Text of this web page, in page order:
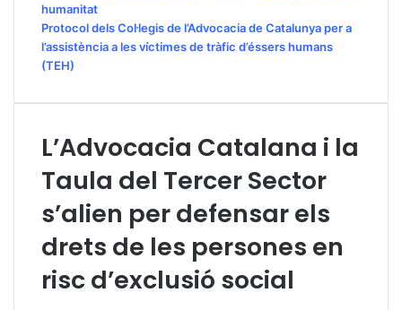
humanitat
Protocol dels Col·legis de l’Advocacia de Catalunya per a
l’assistència a les víctimes de tràfic d’éssers humans
(TEH)
L’Advocacia Catalana i la
Taula del Tercer Sector
s’alien per defensar els
drets de les persones en
risc d’exclusió social